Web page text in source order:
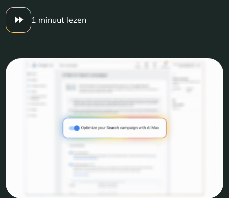
1 minuut lezen